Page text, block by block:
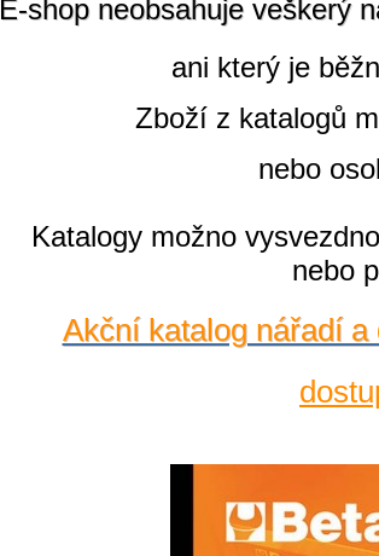
E-shop neobsahuje veškerý
ani který je
Zboží z katalogů
nebo
Katalogy možno
nebo
Akční katalog nářadí